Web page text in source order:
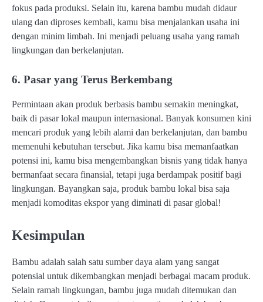
fokus pada produksi. Selain itu, karena bambu mudah didaur
ulang dan diproses kembali, kamu bisa menjalankan usaha ini
dengan minim limbah. Ini menjadi peluang usaha yang ramah
lingkungan dan berkelanjutan.
6. Pasar yang Terus Berkembang
Permintaan akan produk berbasis bambu semakin meningkat,
baik di pasar lokal maupun internasional. Banyak konsumen kini
mencari produk yang lebih alami dan berkelanjutan, dan bambu
memenuhi kebutuhan tersebut. Jika kamu bisa memanfaatkan
potensi ini, kamu bisa mengembangkan bisnis yang tidak hanya
bermanfaat secara finansial, tetapi juga berdampak positif bagi
lingkungan. Bayangkan saja, produk bambu lokal bisa saja
menjadi komoditas ekspor yang diminati di pasar global!
Kesimpulan
Bambu adalah salah satu sumber daya alam yang sangat
potensial untuk dikembangkan menjadi berbagai macam produk.
Selain ramah lingkungan, bambu juga mudah ditemukan dan